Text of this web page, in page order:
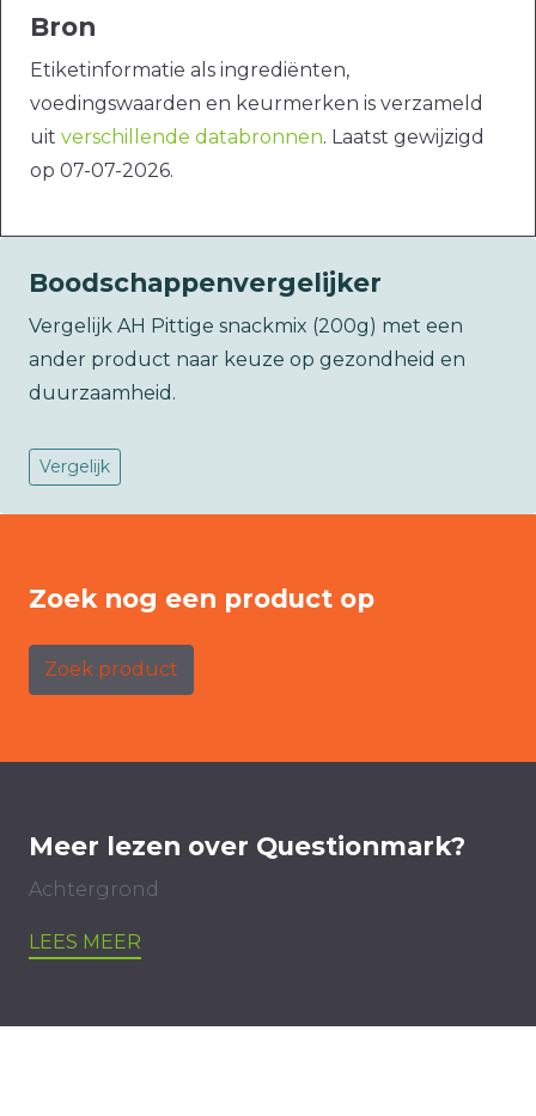
Bron
Etiketinformatie als ingrediënten,
voedingswaarden en keurmerken is verzameld
uit verschillende databronnen. Laatst gewijzigd
op 07-07-2026.
Boodschappenvergelijker
Vergelijk AH Pittige snackmix (200g) met een
ander product naar keuze op gezondheid en
duurzaamheid.
Vergelijk
Zoek nog een product op
Zoek product
Meer lezen over Questionmark?
Achtergrond
LEES MEER